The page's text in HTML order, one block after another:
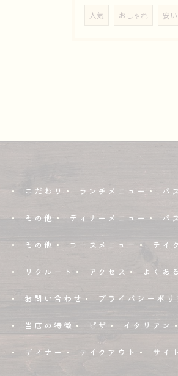
人気 おしゃれ 安い
こだわり ランチメニュー パ
その他 ディナーメニュー パ
その他 コースメニュー テイ
リクルート アクセス よくあ
お問い合わせ プライバシーポリ
当店の特徴 ピザ イタリアン
ディナー テイクアウト サイ